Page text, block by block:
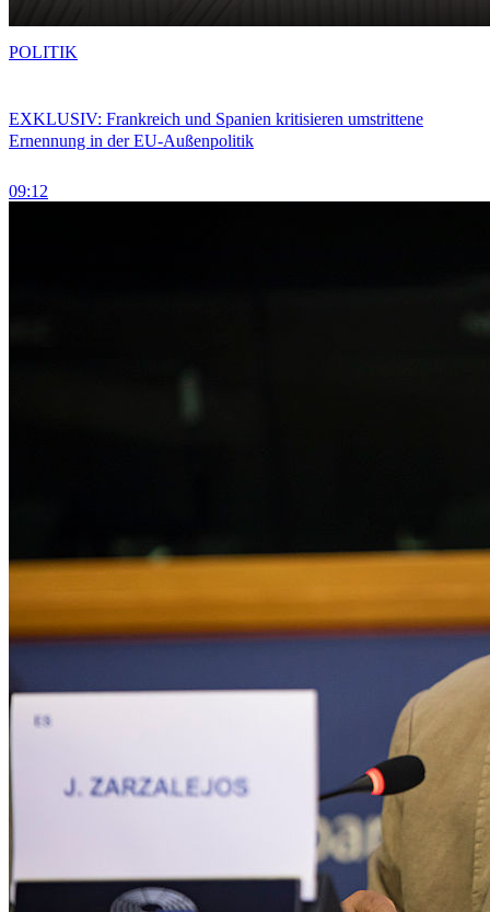
EXKLUSIV: Frankreich und Spanien kritisieren umstrittene
Ernennung in der EU-Außenpolitik
09:12
POLITIK